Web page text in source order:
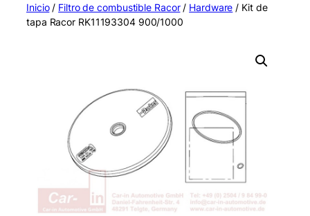
Inicio/ Filtro de combustible Racor/ Hardware / Kit de
tapa Racor RK11193304 900/1000